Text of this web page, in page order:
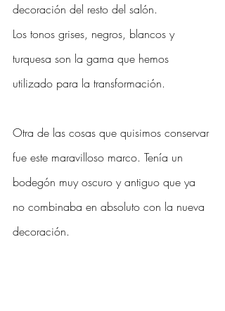
decoración del resto del salón.
Los tonos grises, negros, blancos y
turquesa son la gama que hemos
utilizado para la transformación.
Otra de las cosas que quisimos conservar
fue este maravilloso marco. Tenía un
bodegón muy oscuro y antiguo que ya
no combinaba en absoluto con la nueva
decoración.